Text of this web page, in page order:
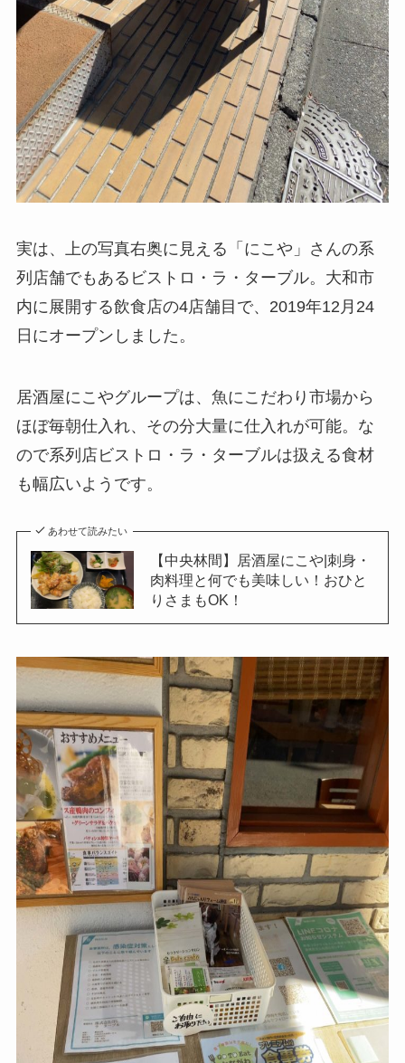
実は、上の写真右奥に見える「にこや」さんの系
列店舗でもあるビストロ・ラ・ターブル。大和市
内に展開する飲食店の4店舗目で、2019年12月24
日にオープンしました。
居酒屋にこやグループは、魚にこだわり市場から
ほぼ毎朝仕入れ、その分大量に仕入れが可能。な
ので系列店ビストロ・ラ・ターブルは扱える食材
も幅広いようです。
あわせて読みたい
【中央林間】居酒屋にこや|刺身・
肉料理と何でも美味しい！おひと
りさまもOK！